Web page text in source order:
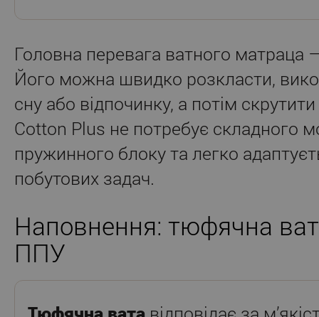
Головна перевага ватного матраца
Його можна швидко розкласти,
сну або відпочинку, а потім
Cotton Plus не потребує складного
пружинного блоку та легко
побутових задач.
Наповнення: тюфячна
ППУ